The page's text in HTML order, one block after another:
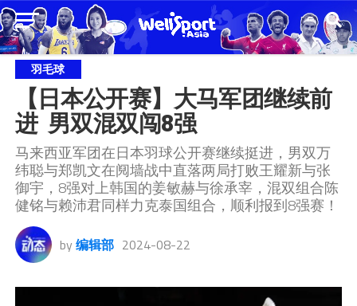
羽毛球
【日本公开赛】大马军团继续前
进  男双混双闯8强
马来西亚军团在日本羽球公开赛继续挺进，男双万
纬聪与郑凯文在阋墙战中直落两局打败王耀新与张
御宇，8强对上韩国的姜敏赫与徐承宰，混双组合陈
健铭与赖沛君同样力克泰国组合，顺利报到8强赛！
by 编辑部 2024-08-22